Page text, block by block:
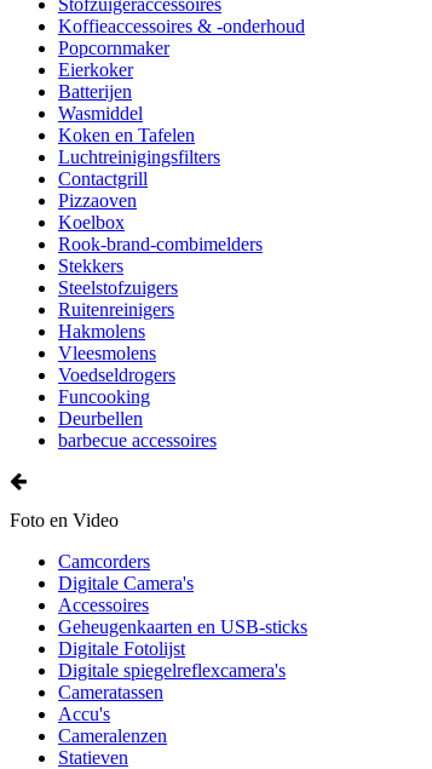
Stofzuigeraccessoires
Koffieaccessoires & -onderhoud
Popcornmaker
Eierkoker
Batterijen
Wasmiddel
Koken en Tafelen
Luchtreinigingsfilters
Contactgrill
Pizzaoven
Koelbox
Rook-brand-combimelders
Stekkers
Steelstofzuigers
Ruitenreinigers
Hakmolens
Vleesmolens
Voedseldrogers
Funcooking
Deurbellen
barbecue accessoires
Foto en Video
Camcorders
Digitale Camera's
Accessoires
Geheugenkaarten en USB-sticks
Digitale Fotolijst
Digitale spiegelreflexcamera's
Cameratassen
Accu's
Cameralenzen
Statieven